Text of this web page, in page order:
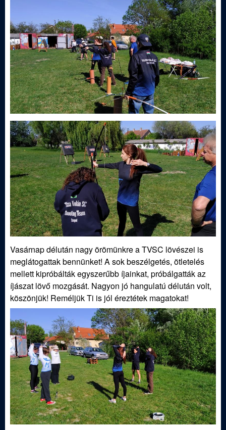
e
t
Vasárnap délután nagy örömünkre a TVSC lövészei is
meglátogattak bennünket! A sok beszélgetés, ötletelés
mellett kipróbálták egyszerűbb íjainkat, próbálgatták az
íjászat lövő mozgását. Nagyon jó hangulatú délután volt,
köszönjük! Reméljük Ti is jól éreztétek magatokat!